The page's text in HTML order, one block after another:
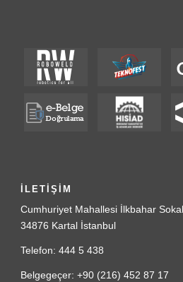
İLETİŞİM
Cumhuriyet Mahallesi İlkbahar
34876 Kartal İstanbul
Telefon: 444 5 438
Belgegeçer: +90 (216) 452 87 17